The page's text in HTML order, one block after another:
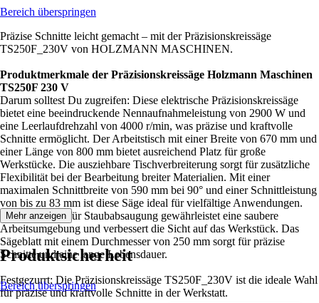
Bereich überspringen
Präzise Schnitte leicht gemacht – mit der Präzisionskreissäge
TS250F_230V von HOLZMANN MASCHINEN.
Produktmerkmale der Präzisionskreissäge Holzmann Maschinen
TS250F 230 V
Darum solltest Du zugreifen: Diese elektrische Präzisionskreissäge
bietet eine beeindruckende Nennaufnahmeleistung von 2900 W und
eine Leerlaufdrehzahl von 4000 r/min, was präzise und kraftvolle
Schnitte ermöglicht. Der Arbeitstisch mit einer Breite von 670 mm und
einer Länge von 800 mm bietet ausreichend Platz für große
Werkstücke. Die ausziehbare Tischverbreiterung sorgt für zusätzliche
Flexibilität bei der Bearbeitung breiter Materialien. Mit einer
maximalen Schnittbreite von 590 mm bei 90° und einer Schnittleistung
von bis zu 83 mm ist diese Säge ideal für vielfältige Anwendungen.
Der Anschluss für Staubabsaugung gewährleistet eine saubere
Arbeitsumgebung und verbessert die Sicht auf das Werkstück. Das
Sägeblatt mit einem Durchmesser von 250 mm sorgt für präzise
Schnitte und eine lange Lebensdauer.
Festgezurrt: Die Präzisionskreissäge TS250F_230V ist die ideale Wahl
für präzise und kraftvolle Schnitte in der Werkstatt.
Mehr anzeigen
Produktsicherheit
Bereich überspringen